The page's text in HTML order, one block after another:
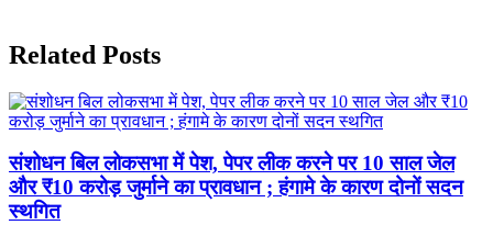
Related Posts
संशोधन बिल लोकसभा में पेश, पेपर लीक करने पर 10 साल जेल
और ₹10 करोड़ जुर्माने का प्रावधान ; हंगामे के कारण दोनों सदन
स्थगित